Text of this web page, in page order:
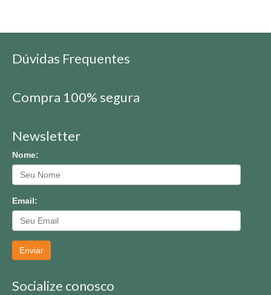
Dúvidas Frequentes
Compra 100% segura
Newsletter
Nome:
Email:
Enviar
Socialize conosco